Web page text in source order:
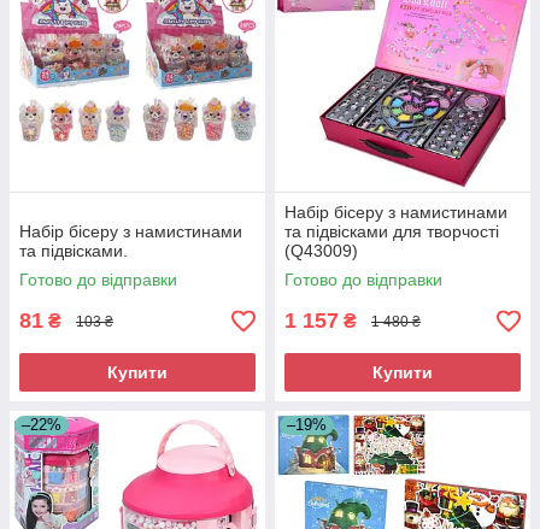
Набір бісеру з намистинами
та підвісками.
Готово до відправки
81 ₴ 103 ₴
Купити
Набір бісеру з намистинами
та підвісками для творчості
(Q43009)
Готово до відправки
1 157 ₴ 1 480 ₴
Купити
–22% –19%